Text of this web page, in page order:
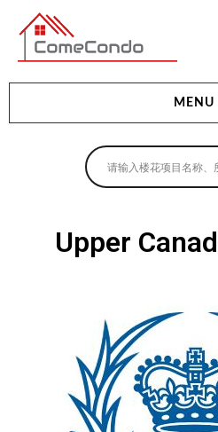
多伦多最新最全的楼花
MENU
地产相关
买房指南
查询房源
帮您卖房
Upper